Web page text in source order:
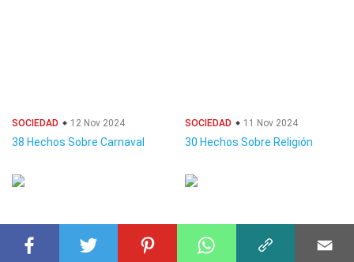
SOCIEDAD 12 Nov 2024
38 Hechos Sobre Carnaval
SOCIEDAD 11 Nov 2024
30 Hechos Sobre Religión